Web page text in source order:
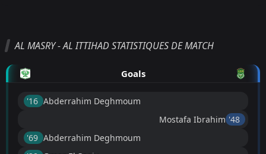
AL MASRY - AL ITTIHAD STATISTIQUES DE MATCH
Goals
'16 ︎ Abderrahim Deghmoum
Mostafa Ibrahim '48 ︎
'69 ︎ Abderrahim Deghmoum